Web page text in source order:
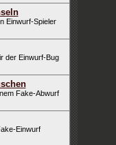
Einwurf-Spieler
der Einwurf-Bug
Fake-Abwurf
Einwurf